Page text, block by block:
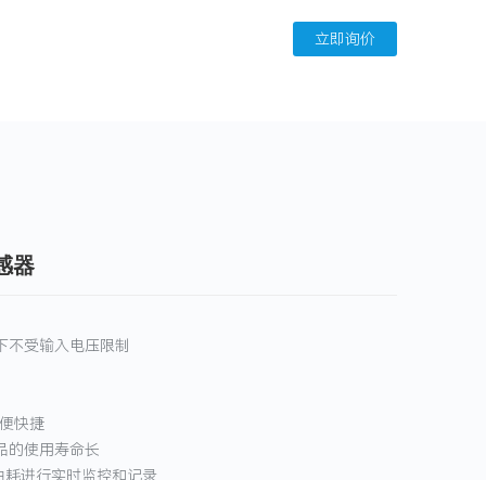
立即询价
器
不受输入电压限制
快捷
的使用寿命长
耗进行实时监控和记录